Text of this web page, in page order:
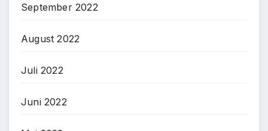
September 2022
August 2022
Juli 2022
Juni 2022